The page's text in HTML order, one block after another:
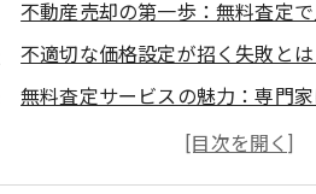
不動産売却の第一歩：無料査定
不適切な価格設定が招く失敗とは
無料査定サービスの魅力：専門
競合物件との比較で見つける最適
成功する売却戦略：無料査定が